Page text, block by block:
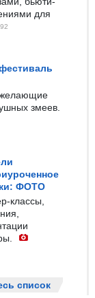
для
змеев.
ФОТО
классы,
список